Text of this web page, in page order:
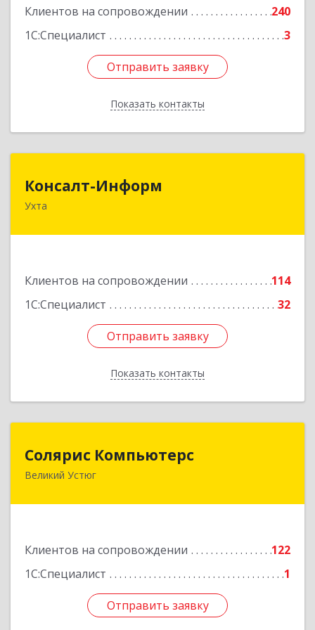
Клиентов на сопровождении
240
1С:Специалист
3
Отправить заявку
Показать контакты
Отправить заявку
Назад
Консалт-Информ
Ухта
Клиентов на сопровождении
114
1С:Специалист
32
Отправить заявку
Показать контакты
169300, Коми Респ, Ухта г, Строителей пр-д 1, 2
Отправить заявку
Назад
Солярис Компьютерс
Великий Устюг
Клиентов на сопровождении
122
1С:Специалист
1
Отправить заявку
162390, Вологодская обл, Великий Устюг г,
Отправить заявку